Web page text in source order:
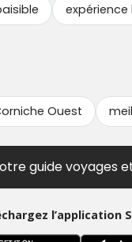
expérience
Ouest
guide voyages
l’application